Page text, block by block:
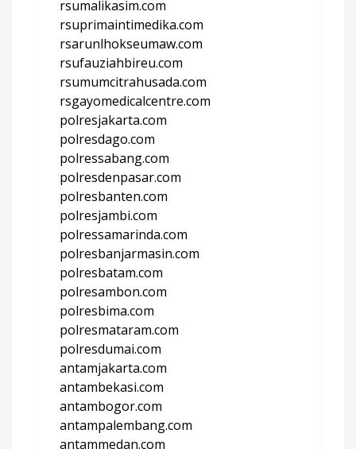
rsumalikasim.com
rsuprimaintimedika.com
rsarunlhokseumaw.com
rsufauziahbireu.com
rsumumcitrahusada.com
rsgayomedicalcentre.com
polresjakarta.com
polresdago.com
polressabang.com
polresdenpasar.com
polresbanten.com
polresjambi.com
polressamarinda.com
polresbanjarmasin.com
polresbatam.com
polresambon.com
polresbima.com
polresmataram.com
polresdumai.com
antamjakarta.com
antambekasi.com
antambogor.com
antampalembang.com
antammedan.com